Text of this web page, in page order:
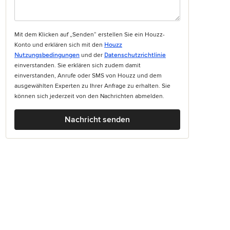
Mit dem Klicken auf „Senden“ erstellen Sie ein Houzz-
Konto und erklären sich mit den Houzz
Nutzungsbedingungen und der Datenschutzrichtlinie
einverstanden. Sie erklären sich zudem damit
einverstanden, Anrufe oder SMS von Houzz und dem
ausgewählten Experten zu Ihrer Anfrage zu erhalten. Sie
können sich jederzeit von den Nachrichten abmelden.
Nachricht senden